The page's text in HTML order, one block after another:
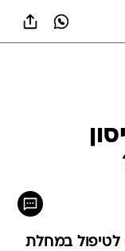
לטיפול במחלת